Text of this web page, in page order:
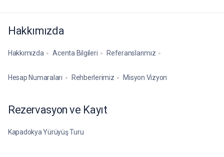
Hakkımızda
Hakkımızda Acenta Bilgileri Referanslarımız
Hesap Numaraları Rehberlerimiz Misyon Vizyon
Rezervasyon ve Kayıt
Kapadokya Yürüyüş Turu